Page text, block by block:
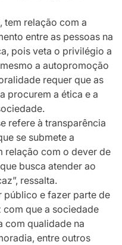
tem relação com a
entre as pessoas na
pois veta o privilégio a
a autopromoção
requer que as
procurem a ética e a
refere à transparência
se submete a
relação com o dever de
busca atender ao
ressalta.
público e fazer parte de
com que a sociedade
com qualidade na
entre outros